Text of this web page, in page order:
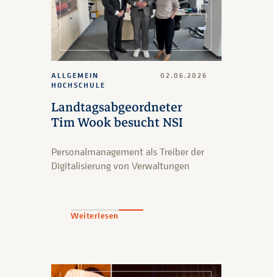
Landtagsabgeordneter
Tim Wook besucht NSI
ALLGEMEIN
HOCHSCHULE
02.06.2026
Personalmanagement als Treiber der
Digitalisierung von Verwaltungen
Weiterlesen